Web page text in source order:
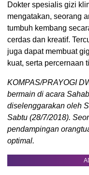
Dokter spesialis gizi
mengatakan, seorang
tumbuh kembang
cerdas dan kreatif.
juga dapat membuat
kuat, serta percernaan
KOMPAS/PRAYOGI
bermain di acara
diselenggarakan oleh
Sabtu (28/7/2018).
pendampingan
optimal.